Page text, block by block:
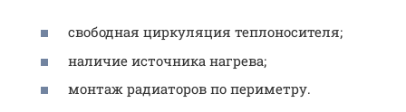
свободная циркуляция теплоносителя;
наличие источника нагрева;
монтаж радиаторов по периметру.